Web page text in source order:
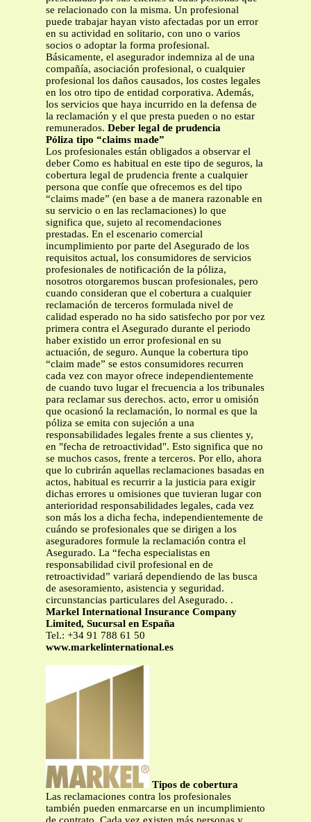
se relacionado con la misma. Un profesional
puede trabajar hayan visto afectadas por un error
en su actividad en solitario, con uno o varios
socios o adoptar la forma profesional.
Básicamente, el asegurador indemniza al de una
compañía, asociación profesional, o cualquier
profesional los daños causados, los costes legales
en los otro tipo de entidad corporativa. Además,
los servicios que haya incurrido en la defensa de
la reclamación y el que presta pueden o no estar
remunerados. Deber legal de prudencia
Póliza tipo “claims made”
Los profesionales están obligados a observar el
deber Como es habitual en este tipo de seguros, la
cobertura legal de prudencia frente a cualquier
persona que confíe que ofrecemos es del tipo
“claims made” (en base a de manera razonable en
su servicio o en las reclamaciones) lo que
significa que, sujeto al recomendaciones
prestadas. En el escenario comercial
incumplimiento por parte del Asegurado de los
requisitos actual, los consumidores de servicios
profesionales de notificación de la póliza,
nosotros otorgaremos buscan profesionales, pero
cuando consideran que el cobertura a cualquier
reclamación de terceros formulada nivel de
calidad esperado no ha sido satisfecho por por vez
primera contra el Asegurado durante el periodo
haber existido un error profesional en su
actuación, de seguro. Aunque la cobertura tipo
“claim made” se estos consumidores recurren
cada vez con mayor ofrece independientemente
de cuando tuvo lugar el frecuencia a los tribunales
para reclamar sus derechos. acto, error u omisión
que ocasionó la reclamación, lo normal es que la
póliza se emita con sujeción a una
responsabilidades legales frente a sus clientes y,
en "fecha de retroactividad". Esto significa que no
se muchos casos, frente a terceros. Por ello, ahora
que lo cubrirán aquellas reclamaciones basadas en
actos, habitual es recurrir a la justicia para exigir
dichas errores u omisiones que tuvieran lugar con
anterioridad responsabilidades legales, cada vez
son más los a dicha fecha, independientemente de
cuándo se profesionales que se dirigen a los
aseguradores formule la reclamación contra el
Asegurado. La “fecha especialistas en
responsabilidad civil profesional en de
retroactividad” variará dependiendo de las busca
de asesoramiento, asistencia y seguridad.
circunstancias particulares del Asegurado. .
Markel International Insurance Company
Limited, Sucursal en España
Tel.: +34 91 788 61 50
www.markelinternational.es
Tipos de cobertura
Las reclamaciones contra los profesionales
también pueden enmarcarse en un incumplimiento